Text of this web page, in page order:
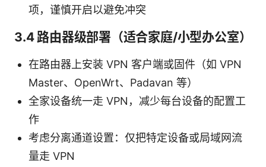
项，谨慎开启以避免冲突
3.4 路由器级部署（适合家庭/小型办公室）
在路由器上安装 VPN 客户端或固件（如 VPN
Master、OpenWrt、Padavan 等）
全家设备统一走 VPN，减少每台设备的配置工
作
考虑分离通道设置：仅把特定设备或局域网流
量走 VPN